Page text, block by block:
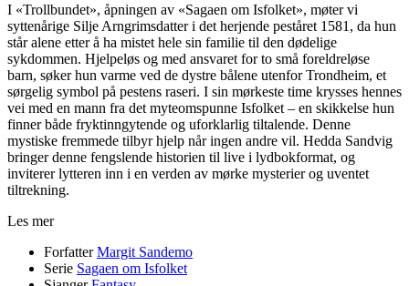
I «Trollbundet», åpningen av «Sagaen om Isfolket», møter vi
syttenårige Silje Arngrimsdatter i det herjende peståret 1581, da hun
står alene etter å ha mistet hele sin familie til den dødelige
sykdommen. Hjelpeløs og med ansvaret for to små foreldreløse
barn, søker hun varme ved de dystre bålene utenfor Trondheim, et
sørgelig symbol på pestens raseri. I sin mørkeste time krysses hennes
vei med en mann fra det myteomspunne Isfolket – en skikkelse hun
finner både fryktinngytende og uforklarlig tiltalende. Denne
mystiske fremmede tilbyr hjelp når ingen andre vil. Hedda Sandvig
bringer denne fengslende historien til live i lydbokformat, og
inviterer lytteren inn i en verden av mørke mysterier og uventet
tiltrekning.
Les mer
Forfatter Margit Sandemo
Serie Sagaen om Isfolket